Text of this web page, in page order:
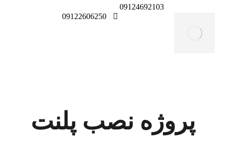
09122606250
09124692103
پروژه نصب پلنت